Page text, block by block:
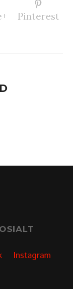
Pinterest
Instagram